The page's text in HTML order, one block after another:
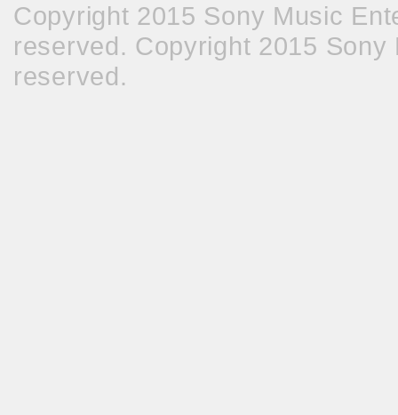
Copyright 2015 Sony Music
reserved. Copyright 2015
reserved.